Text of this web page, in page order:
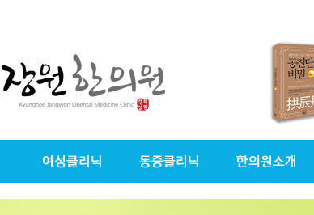
여성클리닉 통증클리닉 한의원소개